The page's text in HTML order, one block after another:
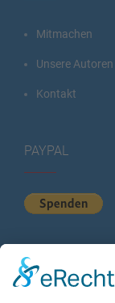
Mitmachen
Unsere Autoren
Kontakt
PAYPAL
KURZSTATISTIK